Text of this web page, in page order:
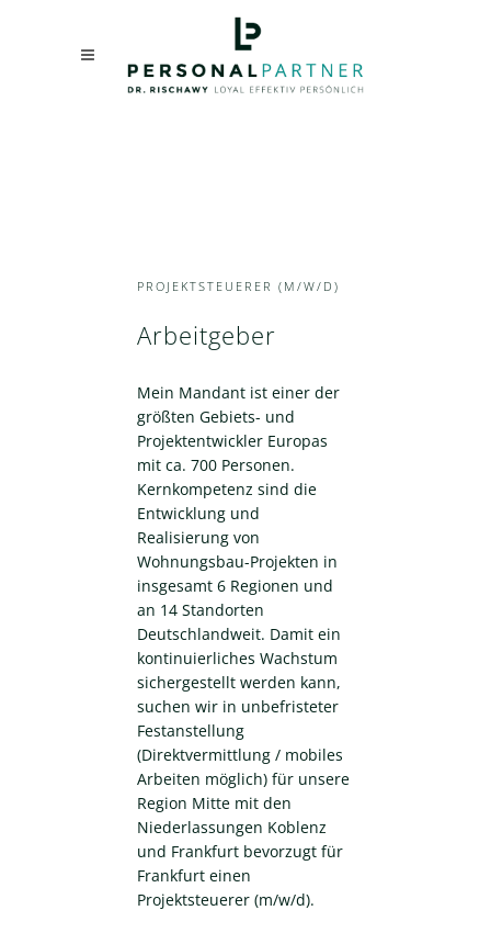
PROJEKTSTEUERER (M/W/D)
Arbeitgeber
Mein Mandant ist einer der
größten Gebiets- und
Projektentwickler Europas
mit ca. 700 Personen.
Kernkompetenz sind die
Entwicklung und
Realisierung von
Wohnungsbau-Projekten in
insgesamt 6 Regionen und
an 14 Standorten
Deutschlandweit. Damit ein
kontinuierliches Wachstum
sichergestellt werden kann,
suchen wir in unbefristeter
Festanstellung
(Direktvermittlung / mobiles
Arbeiten möglich) für unsere
Region Mitte mit den
Niederlassungen Koblenz
und Frankfurt bevorzugt für
Frankfurt einen
Projektsteuerer (m/w/d).